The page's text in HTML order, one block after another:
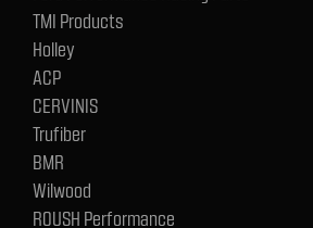
TMI Products
Holley
ACP
CERVINIS
Trufiber
BMR
Wilwood
ROUSH Performance